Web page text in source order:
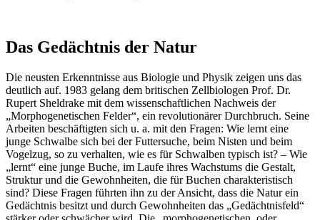
Das Gedächtnis der Natur
Die neusten Erkenntnisse aus Biologie und Physik zeigen uns das
deutlich auf. 1983 gelang dem britischen Zellbiologen Prof. Dr.
Rupert Sheldrake mit dem wissenschaftlichen Nachweis der
„Morphogenetischen Felder“, ein revolutionärer Durchbruch. Seine
Arbeiten beschäftigten sich u. a. mit den Fragen: Wie lernt eine
junge Schwalbe sich bei der Futtersuche, beim Nisten und beim
Vogelzug, so zu verhalten, wie es für Schwalben typisch ist? – Wie
„lernt“ eine junge Buche, im Laufe ihres Wachstums die Gestalt,
Struktur und die Gewohnheiten, die für Buchen charakteristisch
sind? Diese Fragen führten ihn zu der Ansicht, dass die Natur ein
Gedächtnis besitzt und durch Gewohnheiten das „Gedächtnisfeld“